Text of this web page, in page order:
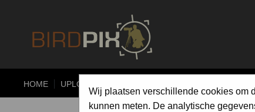
HOME UPLOAD
Wij plaatsen verschillende cookies om
kunnen meten. De analytische